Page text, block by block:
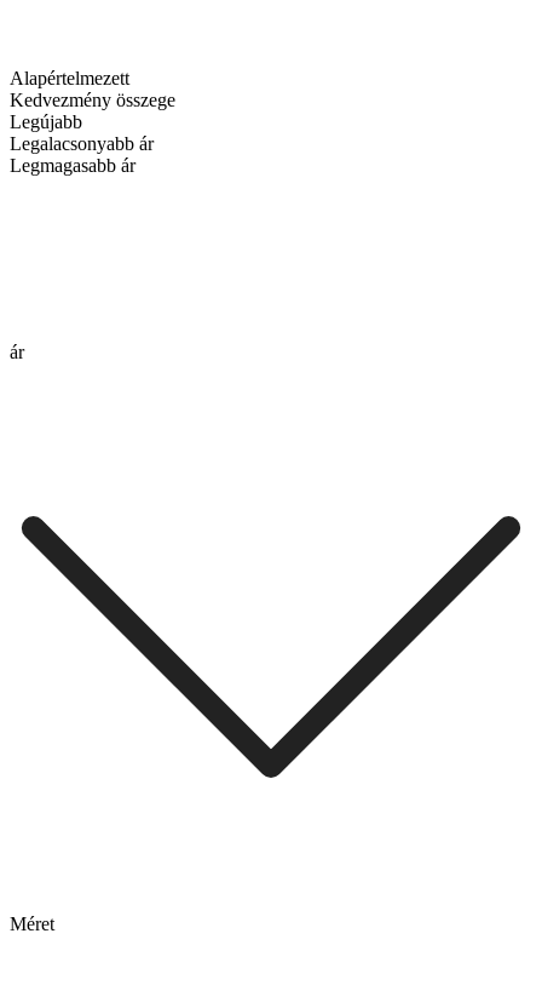
Alapértelmezett
Kedvezmény összege
Legújabb
Legalacsonyabb ár
Legmagasabb ár
ár
Méret